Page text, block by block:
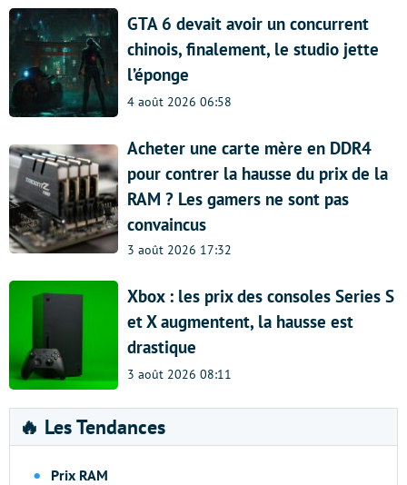
GTA 6 devait avoir un concurrent
chinois, finalement, le studio jette
l’éponge
4 août 2026 06:58
Acheter une carte mère en DDR4
pour contrer la hausse du prix de la
RAM ? Les gamers ne sont pas
convaincus
3 août 2026 17:32
Xbox : les prix des consoles Series S
et X augmentent, la hausse est
drastique
3 août 2026 08:11
🔥 Les Tendances
Prix RAM